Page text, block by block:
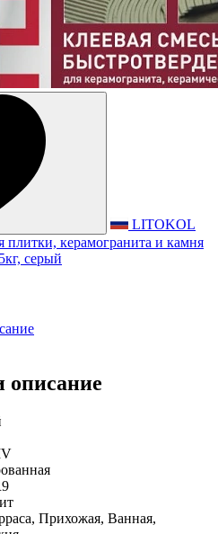
LITOKOL
керамогранита и камня
серый
описание
Прихожая, Ванная,